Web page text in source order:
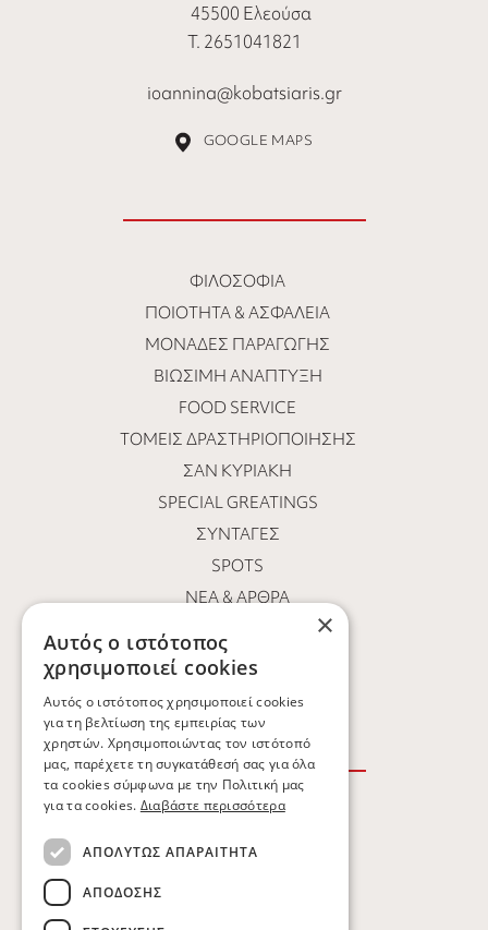
45500 Ελεούσα
Τ. 2651041821
ioannina@kobatsiaris.gr
GOOGLE MAPS
ΦΙΛΟΣΟΦΊΑ
ΠΟΙΌΤΗΤΑ & ΑΣΦΆΛΕΙΑ
ΜΟΝΆΔΕΣ ΠΑΡΑΓΩΓΉΣ
ΒΙΏΣΙΜΗ ΑΝΆΠΤΥΞΗ
FOOD SERVICE
ΤΟΜΕΊΣ ΔΡΑΣΤΗΡΙΟΠΟΊΗΣΗΣ
ΣΑΝ ΚΥΡΙΑΚΉ
SPECIAL GREATINGS
ΣΥΝΤΑΓΈΣ
SPOTS
ΝΕΑ & ΑΡΘΡΑ
ΟΙ ΆΝΘΡΩΠΟΙ ΜΑΣ
ΕΥΚΑΙΡΊΕΣ ΚΑΡΙΈΡΑΣ
ΕΠΙΚΟΙΝΩΝΙΑ
ΠΟΛΙΤΙΚΗ ΑΠΟΡΡΗΤΟΥ
ΠΟΛΙΤΙΚΗ COOKIES
×
Αυτός ο ιστότοπος
χρησιμοποιεί cookies
Αυτός ο ιστότοπος χρησιμοποιεί cookies
για τη βελτίωση της εμπειρίας των
χρηστών. Χρησιμοποιώντας τον ιστότοπό
μας, παρέχετε τη συγκατάθεσή σας για όλα
τα cookies σύμφωνα με την Πολιτική μας
για τα cookies. Διαβάστε περισσότερα
ΑΠΟΛΎΤΩΣ ΑΠΑΡΑΊΤΗΤΑ
ΑΠΌΔΟΣΗΣ